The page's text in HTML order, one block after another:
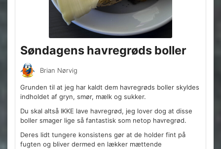
Søndagens havregrøds boller
Brian Nørvig
Grunden til at jeg har kaldt dem havregrøds boller skyldes
indholdet af gryn, smør, mælk og sukker.
Du skal altså IKKE lave havregrød, jeg lover dog at disse
boller smager lige så fantastisk som netop havregrød.
Deres lidt tungere konsistens gør at de holder fint på
fugten og bliver dermed en lækker mættende